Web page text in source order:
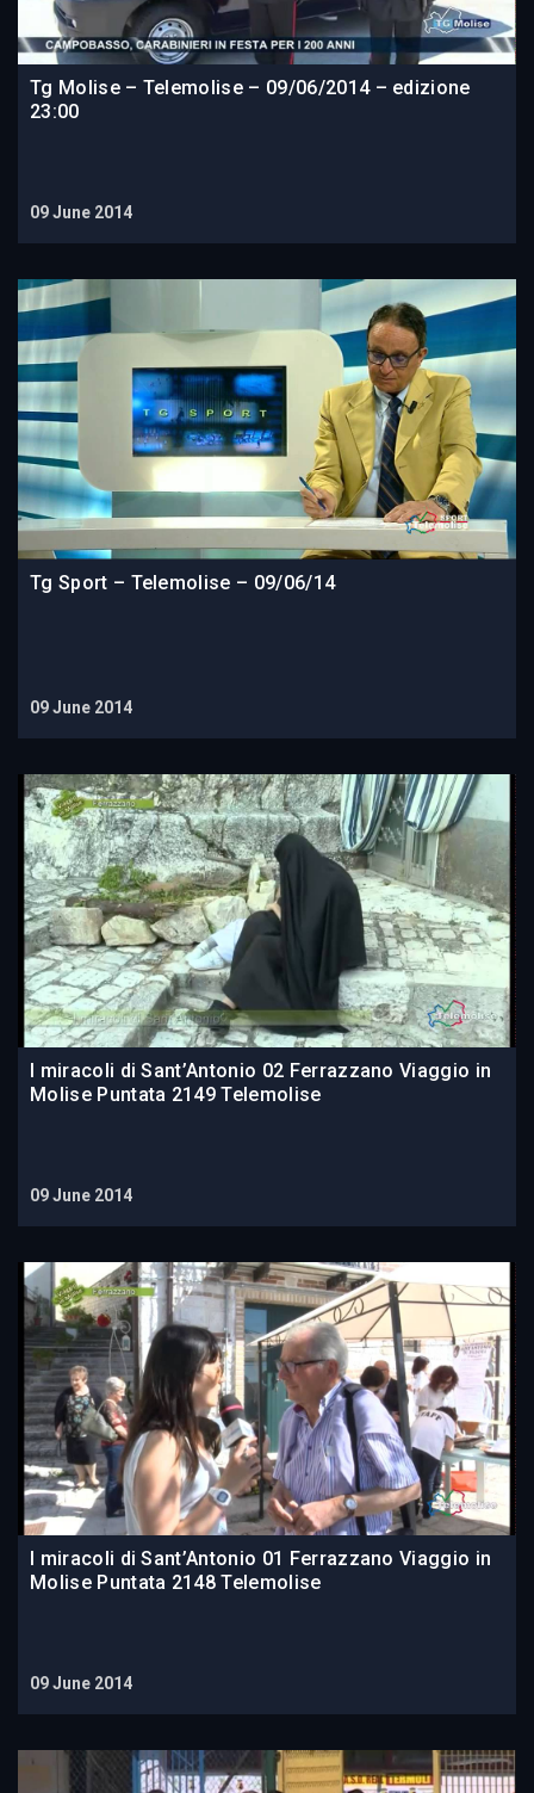
Tg Molise – Telemolise – 09/06/2014 – edizione
23:00
09 June 2014
Tg Sport – Telemolise – 09/06/14
09 June 2014
I miracoli di Sant’Antonio 02 Ferrazzano Viaggio in
Molise Puntata 2149 Telemolise
09 June 2014
I miracoli di Sant’Antonio 01 Ferrazzano Viaggio in
Molise Puntata 2148 Telemolise
09 June 2014